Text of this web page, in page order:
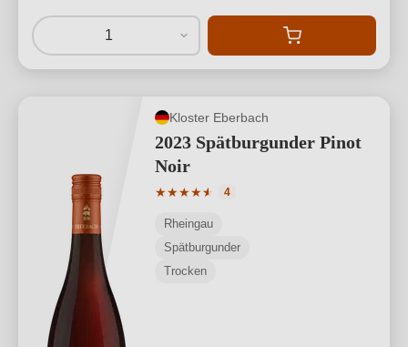
1
Kloster Eberbach
2023 Spätburgunder Pinot
Noir
★★★★★
★
Durchschnittliche Bewertung von 4.75
4
Rheingau
Spätburgunder
Trocken